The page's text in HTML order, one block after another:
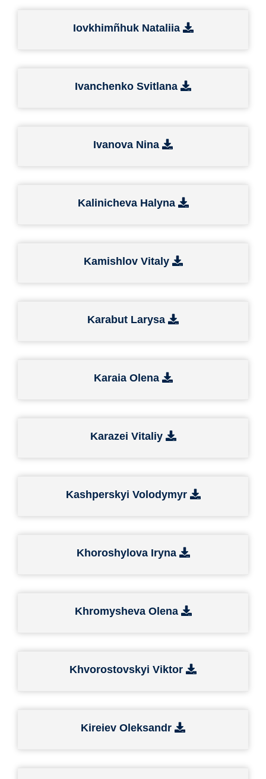
Iovkhimñhuk Nataliia
Ivanchenko Svitlana
Ivanova Nina
Kalinicheva Halyna
Kamishlov Vitaly
Karabut Larysa
Karaia Olena
Karazei Vitaliy
Kashperskyi Volodymyr
Khoroshylova Iryna
Khromysheva Olena
Khvorostovskyi Viktor
Kireiev Oleksandr